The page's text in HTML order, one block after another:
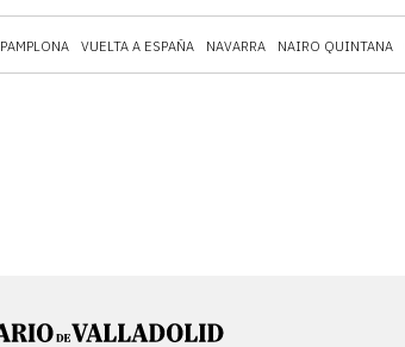
PAMPLONA VUELTA A ESPAÑA NAVARRA NAIRO QUINTANA